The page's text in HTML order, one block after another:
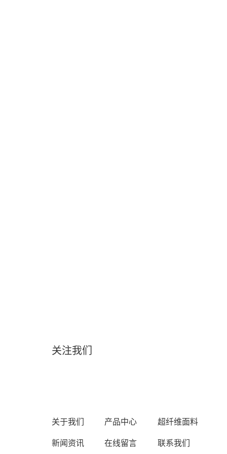
关注我们
关于我们 产品中心 超纤维面料
新闻资讯 在线留言 联系我们